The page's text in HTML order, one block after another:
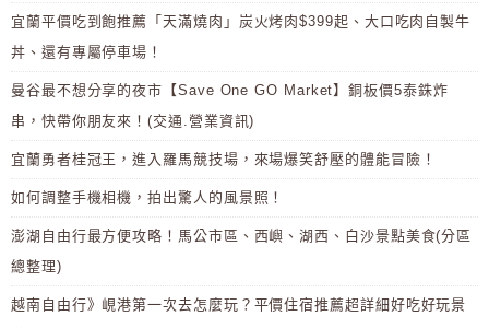
宜蘭平價吃到飽推薦「天滿燒肉」炭火烤肉$399起、大口吃肉自製牛
丼、還有專屬停車場！
曼谷最不想分享的夜市【Save One GO Market】銅板價5泰銖炸
串，快帶你朋友來！(交通.營業資訊)
宜蘭勇者桂冠王，進入羅馬競技場，來場爆笑舒壓的體能冒險！
如何調整手機相機，拍出驚人的風景照！
澎湖自由行最方便攻略！馬公市區、西嶼、湖西、白沙景點美食(分區
總整理)
越南自由行》峴港第一次去怎麼玩？平價住宿推薦超詳細好吃好玩景